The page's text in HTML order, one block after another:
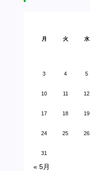
月
火 水
3 4 5
10 11 12
17 18 19
24 25 26
31
« 5月